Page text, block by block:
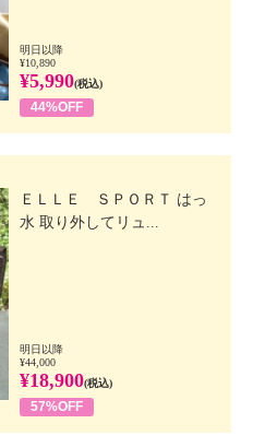
明日以降
¥10,890
¥5,990(税込)
44%OFF
ＥＬＬＥ ＳＰＯＲＴ はっ
水 取り外してリュ...
明日以降
¥44,000
¥18,900(税込)
57%OFF